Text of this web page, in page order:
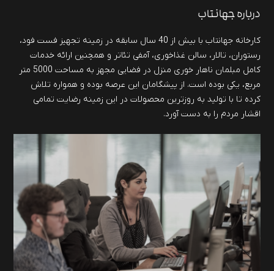
درباره جهانتاب
کارخانه جهانتاب با بیش از 40 سال سابقه در زمینه تجهیز فست فود،
رستوران، تالار، سالن غذاخوری، آمفی تئاتر و همچنین ارائه خدمات
کامل مبلمان ناهار خوری منزل در فضایی مجهز به مساحت 5000 متر
مربع، یکی بوده است. از پیشگامان این عرصه بوده و همواره تلاش
کرده تا با تولید به روزترین محصولات در این زمینه رضایت تمامی
اقشار مردم را به دست آورد.